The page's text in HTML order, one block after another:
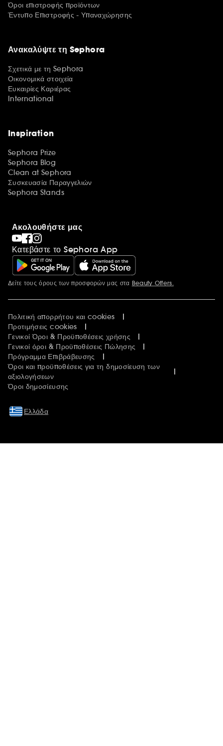
Όροι επιστροφής προϊόντων
Έντυπο Επιστροφής - Υπαναχώρησης
Ανακαλύψτε τη Sephora
Σχετικά με τη Sephora
Οικονομικά στοιχεία
Ευκαιρίες Καριέρας
International
Inspiration
Sephora Prize
Sephora Blog
Clean at Sephora
Συσκευασία Παραγγελιών
Sephora Stands
Ακολουθήστε μας
Κατεβάστε το Sephora App
Περισσότερες πληροφορίες
Δείτε τους όρους των προσφορών μας στα Beauty Offers.
Πολιτική απορρήτου και cookies
Προτιμήσεις cookies
Γενικοί Όροι & Προϋποθέσεις χρήσης
Γενικοί όροι & Προϋποθέσεις Πώλησης
Πρόγραμμα Επιβράβευσης
Όροι και προϋποθέσεις για τη δημοσίευση των
αξιολογήσεων
Όροι δημοσίευσης
Ελλάδα